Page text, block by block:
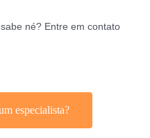
né? Entre em contato
especialista?